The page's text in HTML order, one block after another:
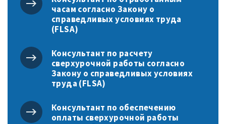
часам согласно Закону о
справедливых условиях труда
(FLSA)
Консультант по расчету
сверхурочной работы согласно
Закону о справедливых условиях
труда (FLSA)
Консультант по обеспечению
оплаты сверхурочной работы